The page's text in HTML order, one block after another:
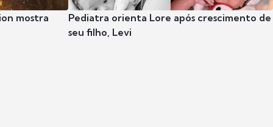
mostra
Pediatra orienta Lore após crescimento de
seu filho, Levi